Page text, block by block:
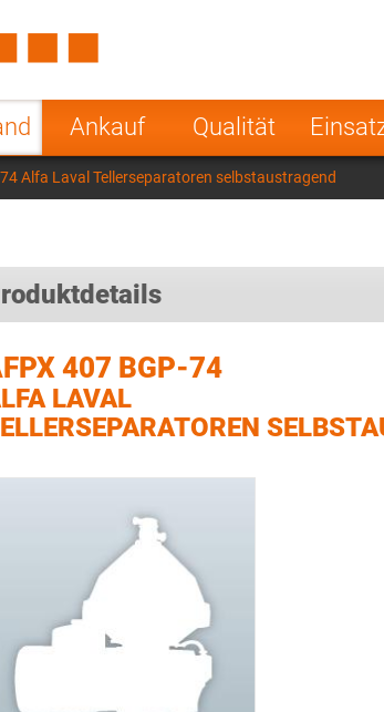
Ankauf Qualität
Poland
India
Alfa Laval Tellerseparatoren selbstaustragend
407 BGP-74
LAVAL